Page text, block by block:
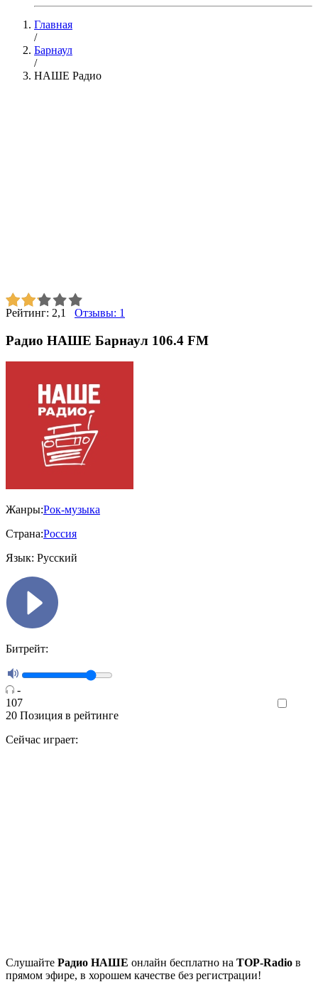
Главная
/
Барнаул
/
НАШЕ Радио
Рейтинг: 2,1 Отзывы: 1
Радио НАШЕ Барнаул 106.4 FM
Жанры:Рок-музыка
Страна:Россия
Язык: Русский
Битрейт:
-
107
20 Позиция в рейтинге
Сейчас играет:
Cлушайте Радио НАШЕ онлайн бесплатно на TOP-Radio в
прямом эфире, в хорошем качестве без регистрации!